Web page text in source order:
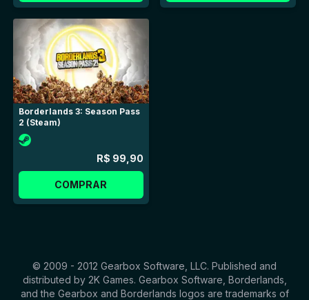
Borderlands 3: Season Pass
2 (Steam)
R$ 99,90
COMPRAR
© 2009 - 2012 Gearbox Software, LLC. Published and
distributed by 2K Games. Gearbox Software, Borderlands,
and the Gearbox and Borderlands logos are trademarks of